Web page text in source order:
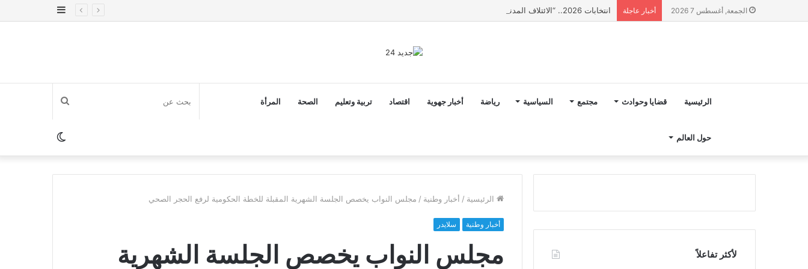
الجمعة, أغسطس 7 2026 أخبار عاجلة انتخابات 2026.. “الائتلاف المدني من أجل الجبل” يرفع عشرة مطالب أمام الأحزاب لإنصاف المناطق الجبلية
إضافة
الرئيسية قضايا وحوادث مجتمع السياسية رياضة أخبار جهوية اقتصاد تربية وتعليم الصحة المرأة
حول العالم
بحث
عنالوضع
المظلم
الرئيسية / أخبار وطنية / مجلس النواب يخصص الجلسة الشهرية المقبلة للخطة الحكومية لرفع الحجر الصحي
أخبار وطنية سلايدر
مجلس النواب يخصص الجلسة الشهرية
لأكثر تفاعلاً